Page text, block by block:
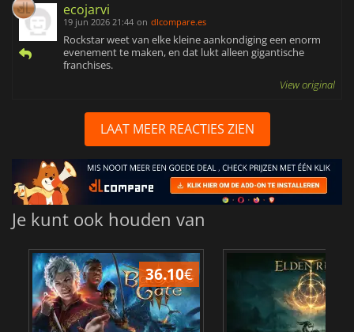
ecojarvi
19 jun 2026 21:44 on dlcompare.es
Rockstar weet van elke kleine aankondiging een enorm
evenement te maken, en dat lukt alleen gigantische
franchises.
View original
LAAT MEER REACTIES ZIEN
Je kunt ook houden van
36.10€